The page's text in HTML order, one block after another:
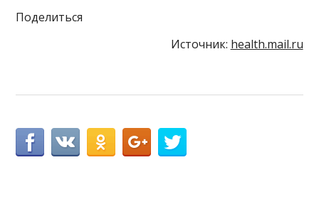
Поделиться
Источник: health.mail.ru